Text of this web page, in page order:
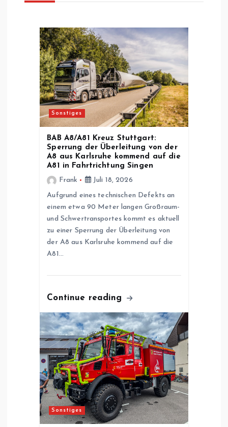
Sonstiges
BAB A8/A81 Kreuz Stuttgart:
Sperrung der Überleitung von der
A8 aus Karlsruhe kommend auf die
A81 in Fahrtrichtung Singen
Frank
Juli 18, 2026
Aufgrund eines technischen Defekts an
einem etwa 90 Meter langen Großraum-
und Schwertransportes kommt es aktuell
zu einer Sperrung der Überleitung von
der A8 aus Karlsruhe kommend auf die
A81…
Continue reading
Sonstiges